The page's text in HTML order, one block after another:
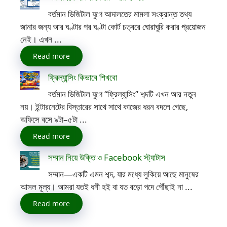
বর্তমান ডিজিটাল যুগে আদালতের মামলা সংক্রান্ত তথ্য
জানার জন্য আর ঘণ্টার পর ঘণ্টা কোর্ট চত্বরে ঘোরাঘুরি করার প্রয়োজন
নেই। এখন ...
Read more
ফ্রিল্যান্সিং কিভাবে শিখবো
বর্তমান ডিজিটাল যুগে “ফ্রিল্যান্সিং” শব্দটি এখন আর নতুন
নয়। ইন্টারনেটের বিস্তারের সাথে সাথে কাজের ধরন বদলে গেছে,
অফিসে বসে ৯টা–৫টা ...
Read more
সম্মান নিয়ে উক্তি ও Facebook স্ট্যাটাস
সম্মান—একটি এমন শব্দ, যার মধ্যে লুকিয়ে আছে মানুষের
আসল মূল্য। আমরা যতই ধনী হই বা যত বড়ো পদে পৌঁছাই না ...
Read more